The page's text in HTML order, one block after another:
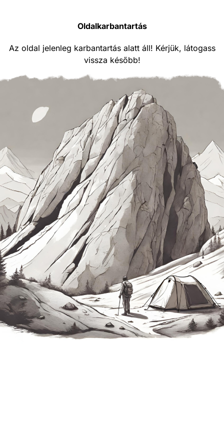
Oldalkarbantartás
Az oldal jelenleg karbantartás alatt áll! Kérjük, látogass
vissza később!